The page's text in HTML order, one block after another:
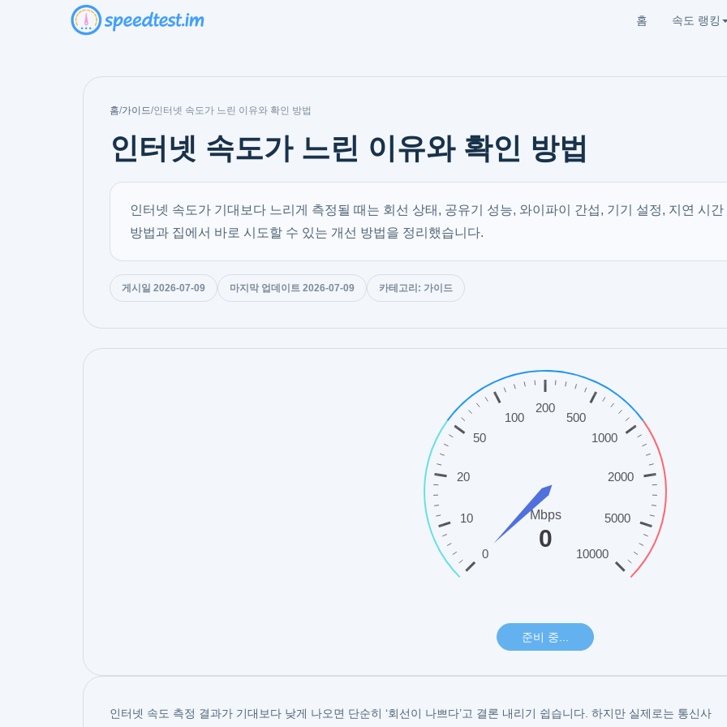
홈 속도 랭킹
홈/가이드/인터넷 속도가 느린 이유와 확인 방법
인터넷 속도가 느린 이유와 확인 방법
인터넷 속도가 기대보다 느리게 측정될 때는 회선 상태, 공유기 성능, 와이파이 간섭, 기기 설정, 지연 시
방법과 집에서 바로 시도할 수 있는 개선 방법을 정리했습니다.
게시일 2026-07-09 마지막 업데이트 2026-07-09 카테고리: 가이드
인터넷 속도 측정 결과가 기대보다 낮게 나오면 단순히 ‘회선이 나쁘다’고 결론 내리기 쉽습니다. 하지만 실제로는 통신사